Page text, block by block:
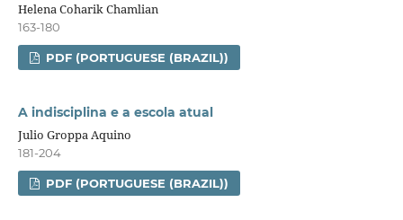
Helena Coharik Chamlian
163-180
PDF (PORTUGUESE (BRAZIL))
A indisciplina e a escola atual
Julio Groppa Aquino
181-204
PDF (PORTUGUESE (BRAZIL))